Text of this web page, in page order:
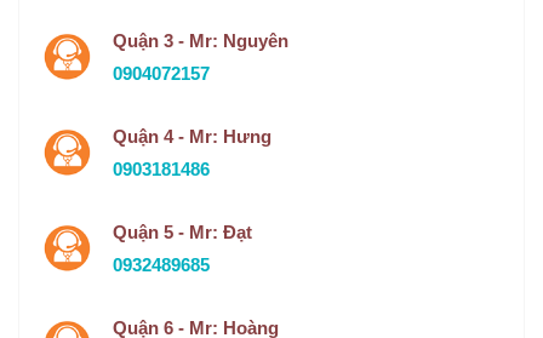
Quận 3 - Mr: Nguyên
0904072157
Quận 4 - Mr: Hưng
0903181486
Quận 5 - Mr: Đạt
0932489685
Quận 6 - Mr: Hoàng